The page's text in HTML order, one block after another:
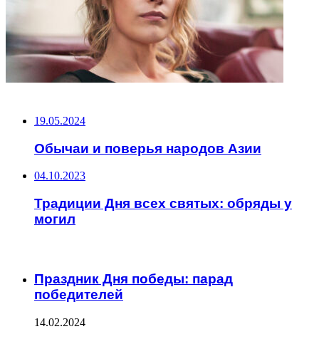
19.05.2024
Обычаи и поверья народов Азии
04.10.2023
Традиции Дня всех святых: обряды у
могил
Праздник Дня победы: парад
победителей
14.02.2024